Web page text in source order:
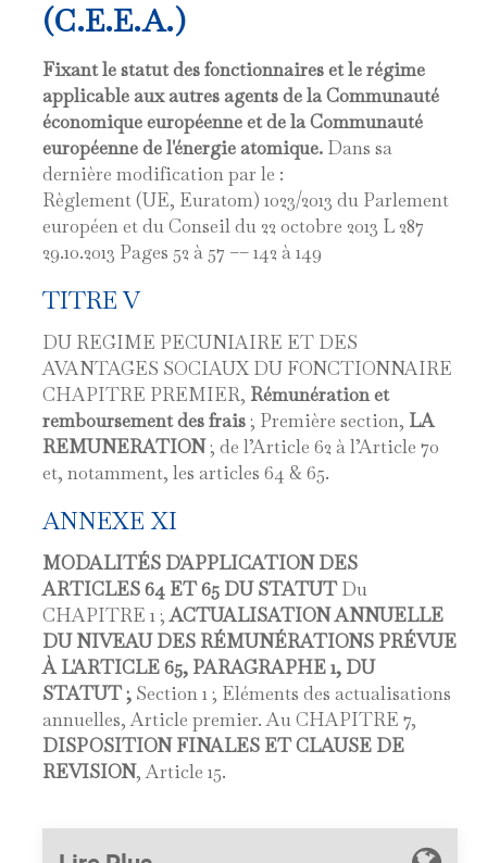
(C.E.E.A.)
Fixant le statut des fonctionnaires et le régime
applicable aux autres agents de la Communauté
économique européenne et de la Communauté
européenne de l'énergie atomique. Dans sa
dernière modification par le :
Règlement (UE, Euratom) 1023/2013 du Parlement
européen et du Conseil du 22 octobre 2013 L 287
29.10.2013 Pages 52 à 57 –– 142 à 149
TITRE V
DU REGIME PECUNIAIRE ET DES
AVANTAGES SOCIAUX DU FONCTIONNAIRE
CHAPITRE PREMIER, Rémunération et
remboursement des frais; Première section, LA
REMUNERATION; de l’Article 62 à l’Article 70
et, notamment, les articles 64 & 65.
ANNEXE XI
MODALITÉS D'APPLICATION DES
ARTICLES 64 ET 65 DU STATUTDu
CHAPITRE 1 ;ACTUALISATION ANNUELLE
DU NIVEAU DES RÉMUNÉRATIONS PRÉVUE
À L'ARTICLE 65, PARAGRAPHE 1, DU
STATUT ; Section 1 ; Eléments des actualisations
annuelles, Article premier. Au CHAPITRE 7,
DISPOSITION FINALES ET CLAUSE DE
REVISION, Article 15.